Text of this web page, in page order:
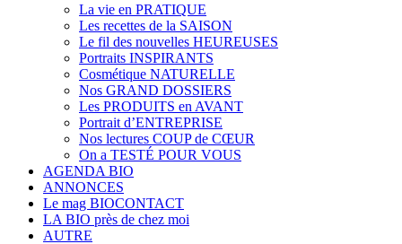
La vie en PRATIQUE
Les recettes de la SAISON
Le fil des nouvelles HEUREUSES
Portraits INSPIRANTS
Cosmétique NATURELLE
Nos GRAND DOSSIERS
Les PRODUITS en AVANT
Portrait d’ENTREPRISE
Nos lectures COUP de CŒUR
On a TESTÉ POUR VOUS
AGENDA BIO
ANNONCES
Le mag BIOCONTACT
LA BIO près de chez moi
AUTRE